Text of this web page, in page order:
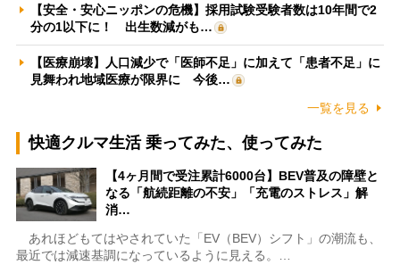
【安全・安心ニッポンの危機】採用試験受験者数は10年間で2
分の1以下に！ 出生数減がも…
【医療崩壊】人口減少で「医師不足」に加えて「患者不足」に
見舞われ地域医療が限界に 今後…
一覧を見る
快適クルマ生活 乗ってみた、使ってみた
【4ヶ月間で受注累計6000台】BEV普及の障壁と
なる「航続距離の不安」「充電のストレス」解
消…
あれほどもてはやされていた「EV（BEV）シフト」の潮流も、
最近では減速基調になっているように見える。…